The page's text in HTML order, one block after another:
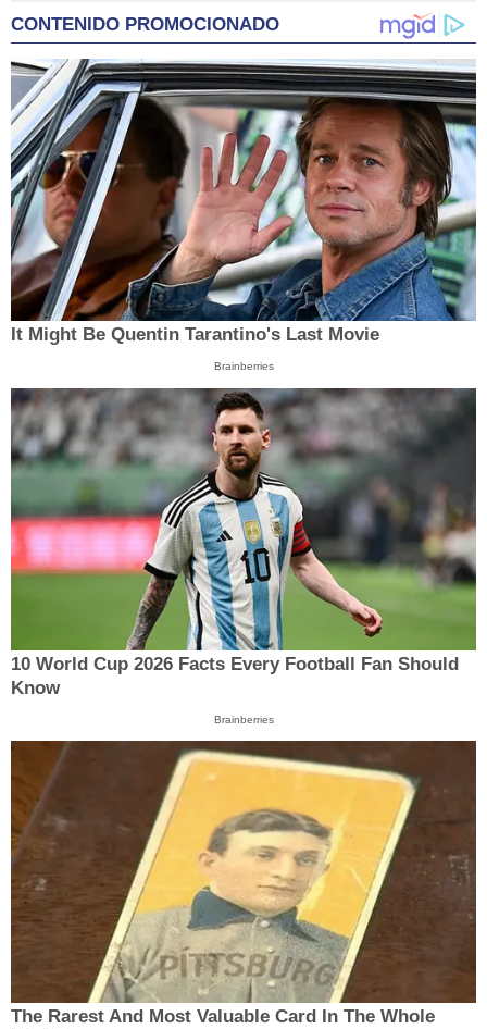
CONTENIDO PROMOCIONADO
It Might Be Quentin Tarantino's Last Movie
Brainberries
10 World Cup 2026 Facts Every Football Fan Should
Know
Brainberries
The Rarest And Most Valuable Card In The Whole